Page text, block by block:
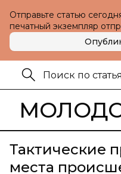
Отправьте статью
печатный экземпляр
Тактические
места